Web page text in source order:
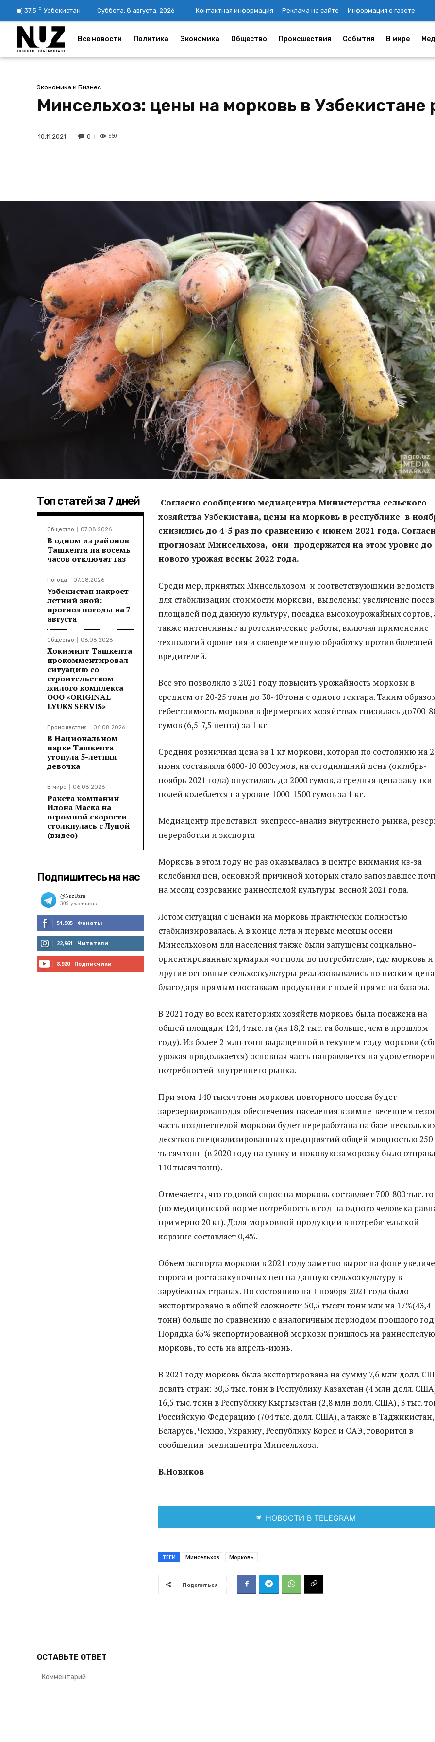
37.5 C Узбекистан Суббота, 8 августа, 2026 Контактная информация Реклама на сайте Информация о газете
Все новости Политика Экономика Общество Происшествия События В мире
Экономика и Бизнес
Минсельхоз: цены на морковь в Узбекистане
10.11.2021 0 560
Топ статей за 7 дней
Общество 07.08.2026
В одном из районов
Ташкента на восемь
часов отключат газ
Погода 07.08.2026
Узбекистан накроет
летний зной:
прогноз погоды на 7
августа
Общество 06.08.2026
Хокимият Ташкента
прокомментировал
ситуацию со
строительством
жилого комплекса
ООО «ORIGINAL
LYUKS SERVIS»
Происшествия 06.08.2026
В Национальном
парке Ташкента
утонула 5-летняя
девочка
В мире 06.08.2026
Ракета компании
Илона Маска на
огромной скорости
столкнулась с Луной
(видео)
Подпишитесь на нас
51,905 Фанаты
МНЕ НРАВИТСЯ
22,961 Читатели
8,920 Подписчики
Согласно сообщению медиацентра Министерства сельского
хозяйства Узбекистана, цены на морковь в республике в
снизились до 4-5 раз по сравнению с июнем 2021 года.
прогнозам Минсельхоза, они продержатся на этом уровне до
нового урожая весны 2022 года.
Среди мер, принятых Минсельхозом и соответствующими
для стабилизации стоимости моркови, выделены: увеличение
площадей под данную культуру, посадка высокоурожайных сортов,
также интенсивные агротехнические работы, включая применение
технологий орошения и своевременную обработку против болезней
вредителей.
Все это позволило в 2021 году повысить урожайность моркови в
среднем от 20-25 тонн до 30-40 тонн с одного гектара. Таким
себестоимость моркови в фермерских хозяйствах снизилась до700-
сумов (6,5-7,5 цента) за 1 кг.
Средняя розничная цена за 1 кг моркови, которая по состоянию на
июня составляла 6000-10 000сумов, на сегодняшний день (октябрь-
ноябрь 2021 года) опустилась до 2000 сумов, а средняя цена закупки
полей колеблется на уровне 1000-1500 сумов за 1 кг.
Медиацентр представил экспресс-анализ внутреннего рынка,
переработки и экспорта
Морковь в этом году не раз оказывалась в центре внимания из-за
колебания цен, основной причиной которых стало запоздавшее
на месяц созревание раннеспелой культуры весной 2021 года.
Летом ситуация с ценами на морковь практически полностью
стабилизировалась. А в конце лета и первые месяцы осени
Минсельхозом для населения также были запущены социально-
ориентированные ярмарки «от поля до потребителя», где морковь и
другие основные сельхозкультуры реализовывались по низким
благодаря прямым поставкам продукции с полей прямо на базары.
В 2021 году во всех категориях хозяйств морковь была посажена на
общей площади 124,4 тыс. га (на 18,2 тыс. га больше, чем в прошлом
году). Из более 2 млн тонн выращенной в текущем году моркови
урожая продолжается) основная часть направляется на
потребностей внутреннего рынка.
При этом 140 тысяч тонн моркови повторного посева будет
зарезервированодля обеспечения населения в зимне-весеннем
часть позднеспелой моркови будет переработана на базе
десятков специализированных предприятий общей мощностью
тысяч тонн (в 2020 году на сушку и шоковую заморозку было
110 тысяч тонн).
Отмечается, что годовой спрос на морковь составляет 700-800 тыс.
(по медицинской норме потребность в год на одного человека
примерно 20 кг). Доля морковной продукции в потребительской
корзине составляет 0,4%.
Объем экспорта моркови в 2021 году заметно вырос на фоне
спроса и роста закупочных цен на данную сельхозкультуру в
зарубежных странах. По состоянию на 1 ноября 2021 года было
экспортировано в общей сложности 50,5 тысяч тонн или на 17%(43,4
тонн) больше по сравнению с аналогичным периодом прошлого
Порядка 65% экспортированной моркови пришлось на раннеспелую
морковь, то есть на апрель-июнь.
В 2021 году морковь была экспортирована на сумму 7,6 млн долл.
девять стран: 30,5 тыс. тонн в Республику Казахстан (4 млн долл.
16,5 тыс. тонн в Республику Кыргызстан (2,8 млн долл. США), 3 тыс.
Российскую Федерацию (704 тыс. долл. США), а также в Таджикистан,
Беларусь, Чехию, Украину, Республику Корея и ОАЭ, говорится в
сообщении медиацентра Минсельхоза.
В.Новиков
НОВОСТИ В TELEGRAM
ТЕГИ Минсельхоз Морковь
Поделиться
ОСТАВЬТЕ ОТВЕТ